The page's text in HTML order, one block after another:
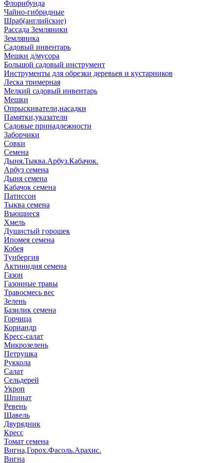
Флорибунда
Чайно-гибридные
Шраб(английские)
Рассада Земляники
Земляника
Садовый инвентарь
Мешки д/мусора
Большой садовый инструмент
Инструменты для обрезки деревьев и кустарников
Леска тримерная
Мелкий садовый инвентарь
Мешки
Опрыскиватели,насадки
Памятки,указатели
Садовые принадлежности
Заборчики
Совки
Семена
Дыня.Тыква.Арбуз.Кабачок.
Арбуз семена
Дыня семена
Кабачок семена
Патиссон
Тыква семена
Въющиеся
Хмель
Душистый горошек
Ипомея семена
Кобея
Тунбергия
Актинидия семена
Газон
Газонные травы
Травосмесь вес
Зелень
Базилик семена
Горчица
Кориандр
Кресс-салат
Микрозелень
Петрушка
Руккола
Салат
Сельдерей
Укроп
Шпинат
Ревень
Щавель
Двурядник
Кресс
Томат семена
Вигна,Горох.Фасоль.Арахис.
Вигна